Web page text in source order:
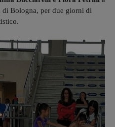
Bologna, per due giorni di